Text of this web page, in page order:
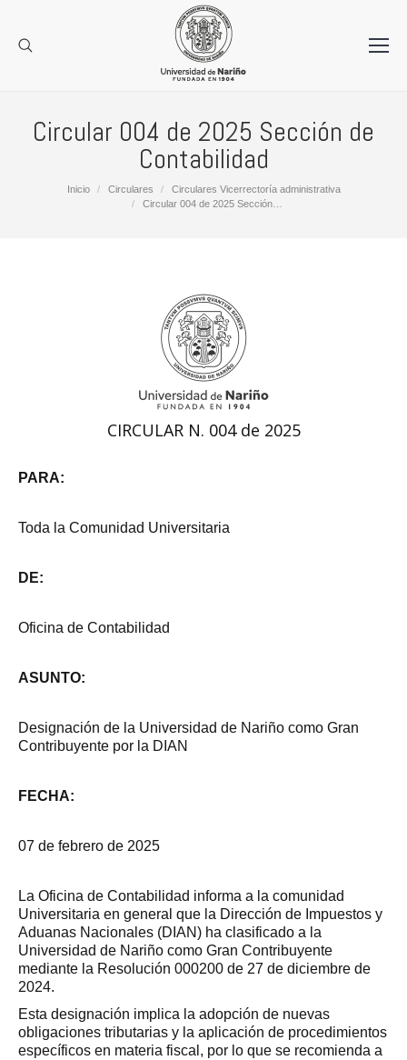
Circular 004 de 2025 Sección de
Contabilidad
Estás aquí:
Inicio Circulares
Circulares Vicerrectoría administrativa
Circular 004 de 2025 Sección…
CIRCULAR N. 004 de 2025
PARA:
Toda la Comunidad Universitaria
DE:
Oficina de Contabilidad
ASUNTO:
Designación de la Universidad de Nariño como Gran
Contribuyente por la DIAN
FECHA:
07 de febrero de 2025
La Oficina de Contabilidad informa a la comunidad
Universitaria en general que la Dirección de Impuestos y
Aduanas Nacionales (DIAN) ha clasificado a la
Universidad de Nariño como Gran Contribuyente
mediante la Resolución 000200 de 27 de diciembre de
2024.
Esta designación implica la adopción de nuevas
obligaciones tributarias y la aplicación de procedimientos
específicos en materia fiscal, por lo que se recomienda a